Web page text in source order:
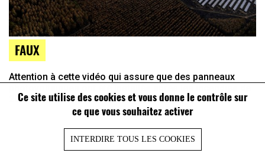
Ce site utilise des cookies et vous donne le contrôle sur
ce que vous souhaitez activer
INTERDIRE TOUS LES COOKIES
FAUX
Attention à cette vidéo qui assure que des panneaux
2022 en Gironde